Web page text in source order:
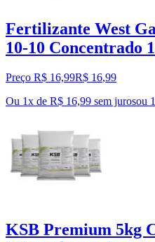
Fertilizante West
10-10 Concentrado
Preço R$ 16,99R$ 16,99
Ou 1x de R$ 16,99 sem jurosou 1
KSB Premium 5kg